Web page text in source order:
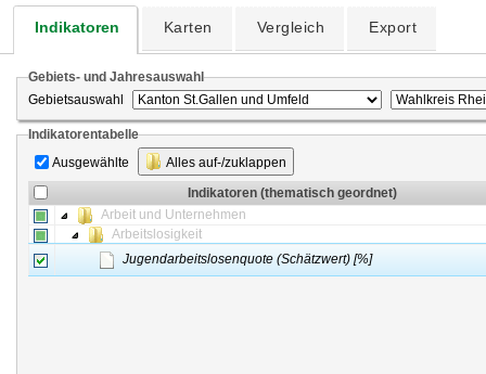
Indikatoren Karten Vergleich Export
Gebiets- und Jahresauswahl
Gebietsauswahl
Indikatorentabelle
Ausgewählte
Alles auf-/zuklappen
Indikatoren (thematisch geordnet)
Arbeit und Unternehmen
Arbeitslosigkeit
Jugendarbeitslosenquote (Schätzwert) [%]